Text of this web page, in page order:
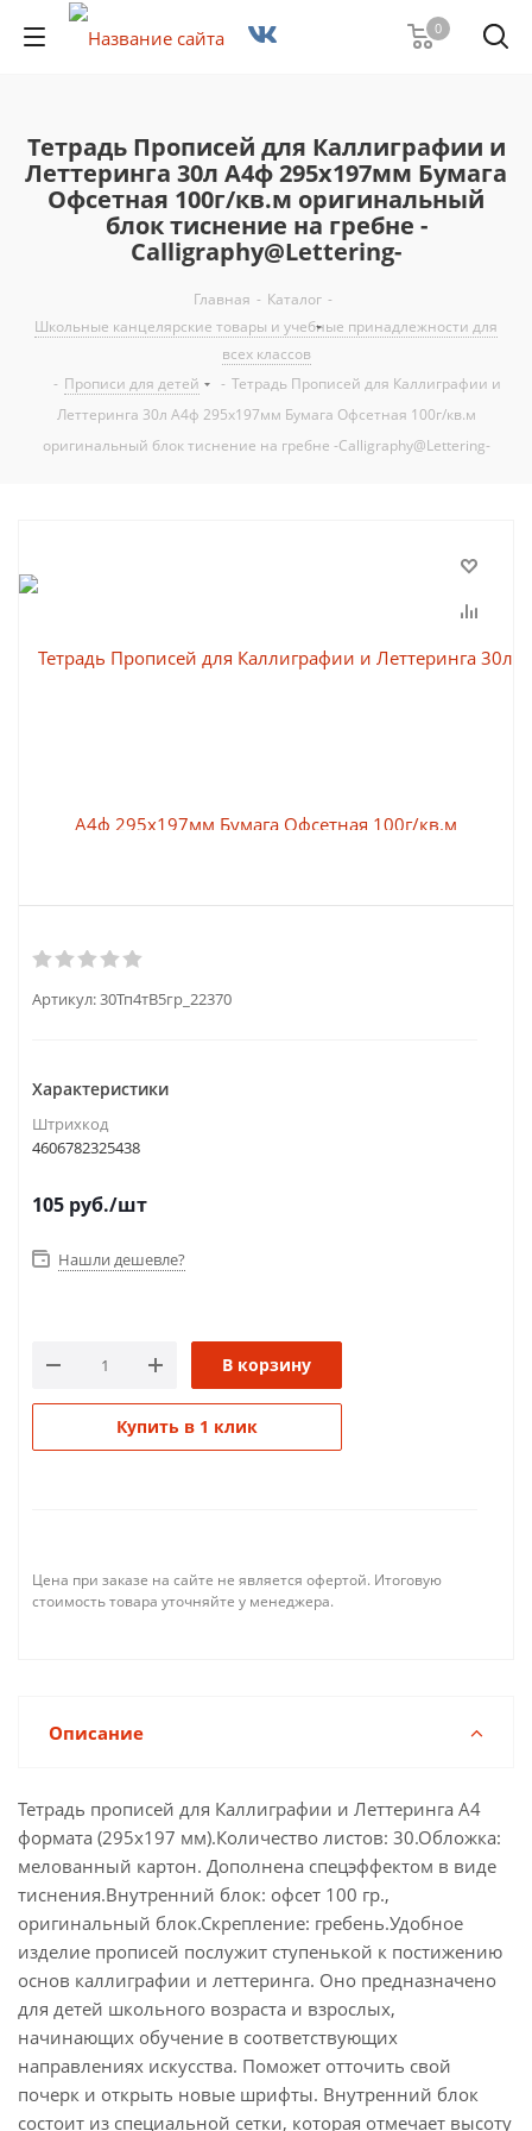
0
Тетрадь Прописей для Каллиграфии и
Леттеринга 30л А4ф 295х197мм Бумага
Офсетная 100г/кв.м оригинальный
блок тиснение на гребне -
Calligraphy@Lettering-
Главная - Каталог -
Школьные канцелярские товары и учебные принадлежности для
всех классов
- Прописи для детей - Тетрадь Прописей для Каллиграфии и
Леттеринга 30л А4ф 295х197мм Бумага Офсетная 100г/кв.м
оригинальный блок тиснение на гребне -Calligraphy@Lettering-
Артикул:30Тп4тВ5гр_22370
Характеристики
Штрихкод
4606782325438
105 руб./шт
Нашли дешевле?
В корзину
Купить в 1 клик
Цена при заказе на сайте не является офертой. Итоговую
стоимость товара уточняйте у менеджера.
Описание
Тетрадь прописей для Каллиграфии и Леттеринга А4
формата (295х197 мм).Количество листов: 30.Обложка:
мелованный картон. Дополнена спецэффектом в виде
тиснения.Внутренний блок: офсет 100 гр.,
оригинальный блок.Скрепление: гребень.Удобное
изделие прописей послужит ступенькой к постижению
основ каллиграфии и леттеринга. Оно предназначено
для детей школьного возраста и взрослых,
начинающих обучение в соответствующих
направлениях искусства. Поможет отточить свой
почерк и открыть новые шрифты. Внутренний блок
состоит из специальной сетки, которая отмечает высоту